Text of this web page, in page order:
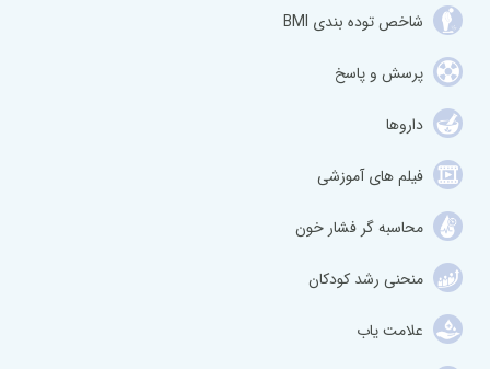
شاخص توده بندی BMI
پرسش و پاسخ
داروها
فیلم های آموزشی
محاسبه گر فشار خون
منحنی رشد کودکان
علامت یاب